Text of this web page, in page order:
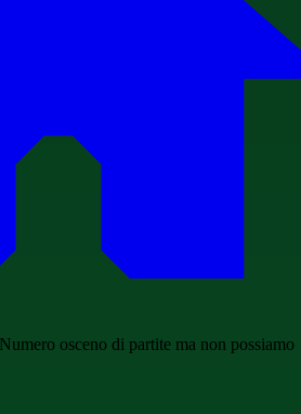
osceno di partite ma non possiamo